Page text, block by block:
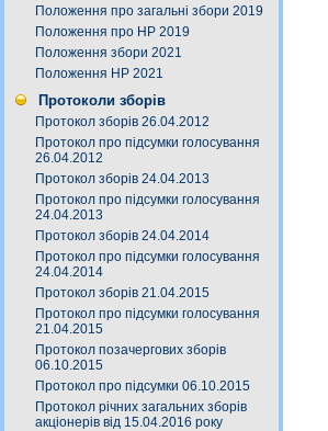
Положення про загальні збори 2019
Положення про НР 2019
Положення збори 2021
Положення НР 2021
Протоколи зборів
Протокол зборів 26.04.2012
Протокол про підсумки голосування
26.04.2012
Протокол зборів 24.04.2013
Протокол про підсумки голосування
24.04.2013
Протокол зборів 24.04.2014
Протокол про підсумки голосування
24.04.2014
Протокол зборів 21.04.2015
Протокол про підсумки голосування
21.04.2015
Протокол позачергових зборів
06.10.2015
Протокол про підсумки 06.10.2015
Протокол річних загальних зборів
акціонерів від 15.04.2016 року